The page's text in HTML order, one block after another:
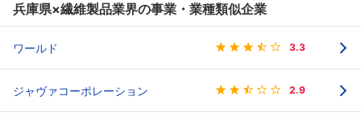
兵庫県×繊維製品業界の事業・業種類似企業
ワールド 3.3
ジャヴァコーポレーション 2.9